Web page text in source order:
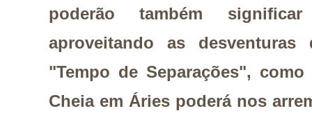
poderão também
aproveitando as
"Tempo de Separações",
Cheia em Áries poderá nos